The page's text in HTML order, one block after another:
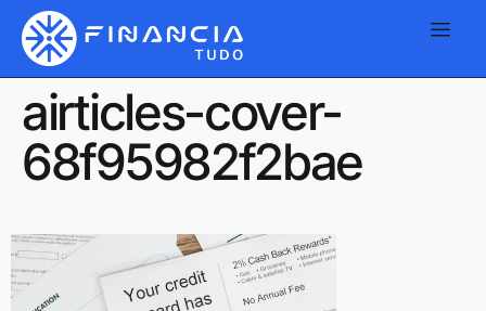
airticles-cover-
68f95982f2bae